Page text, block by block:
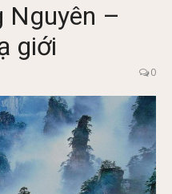
Nguyên –
giới
0